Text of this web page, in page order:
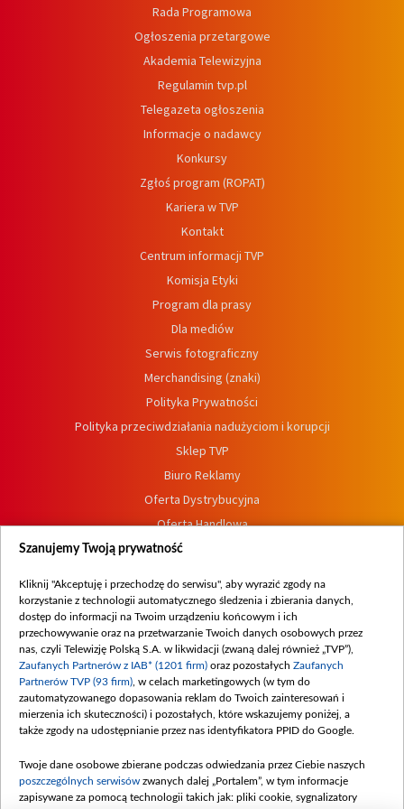
Rada Programowa
Ogłoszenia przetargowe
Akademia Telewizyjna
Regulamin tvp.pl
Telegazeta ogłoszenia
Informacje o nadawcy
Konkursy
Zgłoś program (ROPAT)
Kariera w TVP
Kontakt
Centrum informacji TVP
Komisja Etyki
Program dla prasy
Dla mediów
Serwis fotograficzny
Merchandising (znaki)
Polityka Prywatności
Polityka przeciwdziałania nadużyciom i korupcji
Sklep TVP
Biuro Reklamy
Oferta Dystrybucyjna
Oferta Handlowa
Dostępność
Procedura zgłoszeń wewnętrznych
Szanujemy Twoją prywatność
Kliknij "Akceptuję i przechodzę do serwisu", aby wyrazić zgody na
korzystanie z technologii automatycznego śledzenia i zbierania danych,
dostęp do informacji na Twoim urządzeniu końcowym i ich
przechowywanie oraz na przetwarzanie Twoich danych osobowych przez
nas, czyli Telewizję Polską S.A. w likwidacji (zwaną dalej również „TVP”),
Zaufanych Partnerów z IAB* (1201 firm) oraz pozostałych Zaufanych
Partnerów TVP (93 firm) , w celach marketingowych (w tym do
zautomatyzowanego dopasowania reklam do Twoich zainteresowań i
mierzenia ich skuteczności) i pozostałych, które wskazujemy poniżej, a
także zgody na udostępnianie przez nas identyfikatora PPID do Google.
Twoje dane osobowe zbierane podczas odwiedzania przez Ciebie naszych
poszczególnych serwisów zwanych dalej „Portalem”, w tym informacje
zapisywane za pomocą technologii takich jak: pliki cookie, sygnalizatory